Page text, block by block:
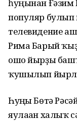
һуңынан
популяр
телевидение
Рима Барый
ошо йырҙы
ҡушылып
Һуңғы Бөтә
яулаған халыҡ